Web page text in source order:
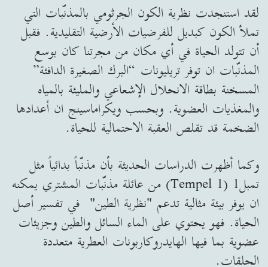
لقد استنجدت نظرية الكون الجرثومي بالمذنّبات التي
تملأ الكون كبديل للفرضيات الأرضية التقليدية. فقبل
أن تتولد الحياة في أي مكان من مجرتنا كان بوسع
المذنّبات ان توفر تريليونات “البرك الصغيرة الدافئة”
المسخنة بطاقة الانحلال الإشعاعي والمليئة بالمياه
والمغذيات العضوية. وبحسب ويكراماسينج ان أعدادها
الضخمة قد تقلص العقبة الاحتمالية للحياة.
وكما أظهرت الدراسات الحديثة بأن مذنّباً بدائياً مثل
تمبل1 (Tempel 1) من عائلة مذنّبات المشتري يمكنه
ان يوفر بيئة مثالية تدعم "نظرية الطين" في تفسير أصل
الحياة. فهو يحتوي على الماء السائل والطين وجزيئات
عضوية بما فيها الهايدروكاربونات العطرية متعددة
الحلقات.